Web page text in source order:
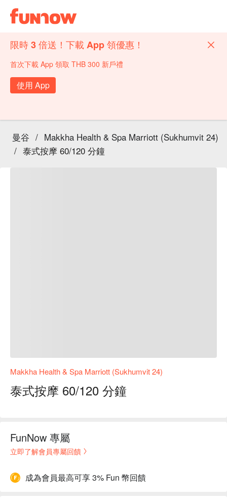
限時 3 倍送！下載 App 領優惠！
首次下載 App 領取 THB 300 新戶禮
使用 App
曼谷 / Makkha Health & Spa Marriott (Sukhumvit 24)
/ 泰式按摩 60/120 分鐘
Makkha Health & Spa Marriott (Sukhumvit 24)
泰式按摩 60/120 分鐘
FunNow 專屬
立即了解會員專屬回饋
成為會員最高可享 3% Fun 幣回饋